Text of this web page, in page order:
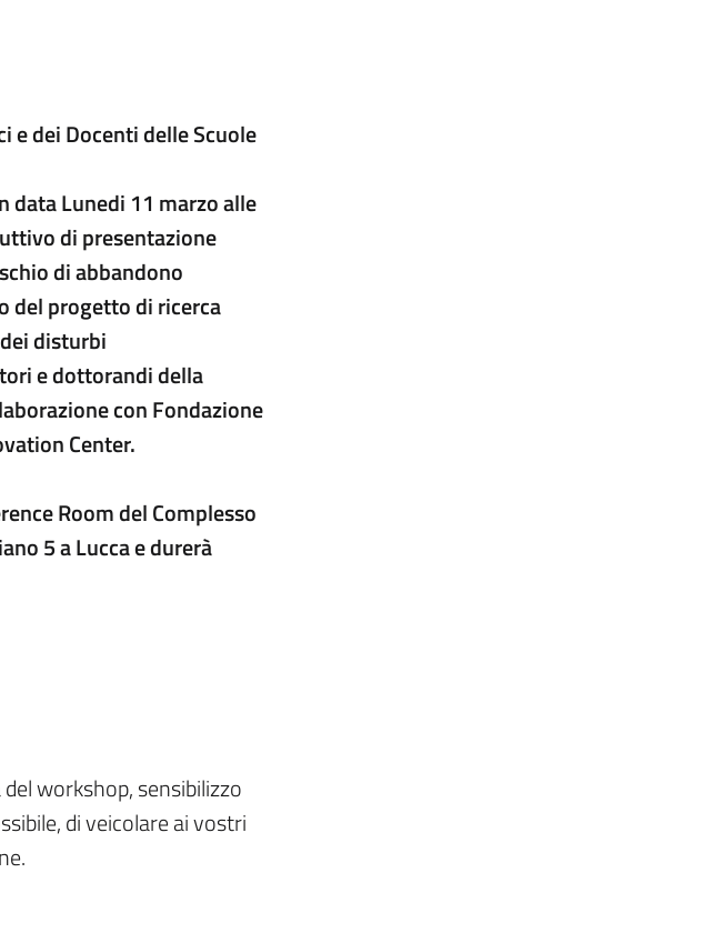
e dei Docenti delle Scuole
data Lunedi 11 marzo alle
di presentazione
di abbandono
del progetto di ricerca
disturbi
e dottorandi della
con Fondazione
Center.
Room del Complesso
5 a Lucca e durerà
workshop, sensibilizzo
di veicolare ai vostri